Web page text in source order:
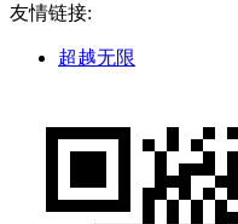
友情链接:
超越无限